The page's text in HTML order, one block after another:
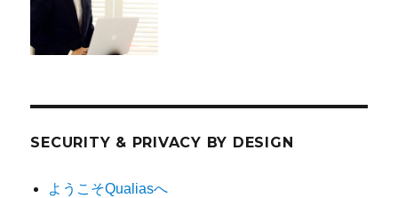
SECURITY & PRIVACY BY DESIGN
ようこそQualiasへ